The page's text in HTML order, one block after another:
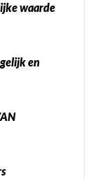
waarde
en